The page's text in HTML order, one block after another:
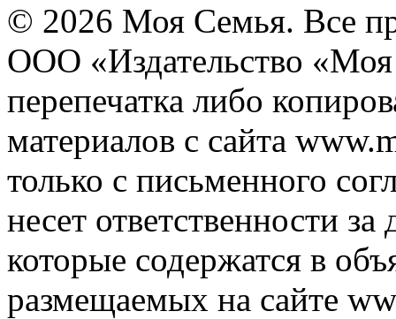
© 2026 Моя Семья. Все
ООО «Издательство
перепечатка либо
материалов с сайта
только с письменного
несет ответственности
которые содержатся в
размещаемых на сайте